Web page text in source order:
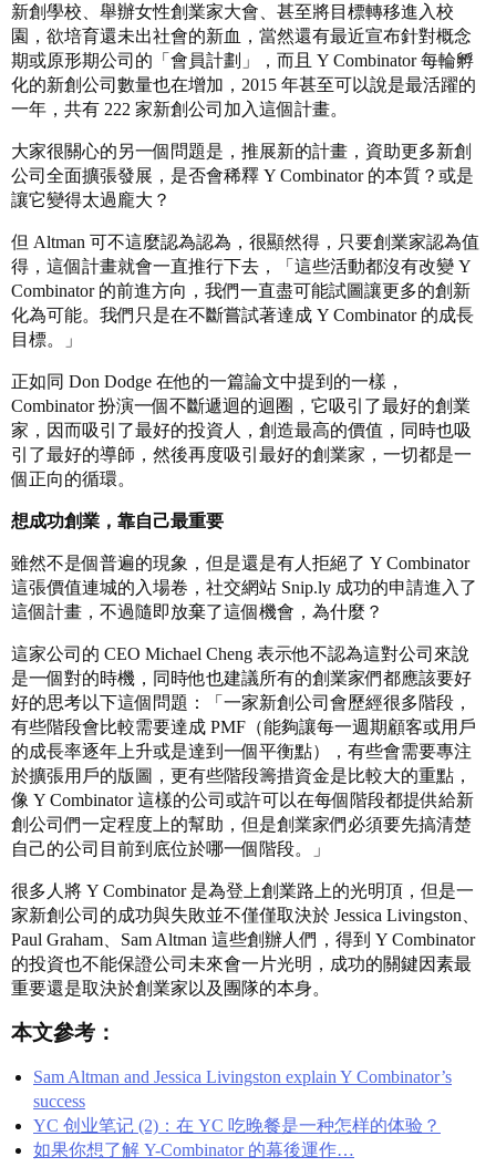
新創學校、舉辦女性創業家大會、甚至將目標轉移進入校
園，欲培育還未出社會的新血，當然還有最近宣布針對概念
期或原形期公司的「會員計劃」，而且 Y Combinator 每輪孵
化的新創公司數量也在增加，2015 年甚至可以說是最活躍的
一年，共有 222 家新創公司加入這個計畫。
大家很關心的另一個問題是，推展新的計畫，資助更多新創
公司全面擴張發展，是否會稀釋 Y Combinator 的本質？或是
讓它變得太過龐大？
但 Altman 可不這麼認為認為，很顯然得，只要創業家認為值
得，這個計畫就會一直推行下去，「這些活動都沒有改變 Y
Combinator 的前進方向，我們一直盡可能試圖讓更多的創新
化為可能。我們只是在不斷嘗試著達成 Y Combinator 的成長
目標。」
正如同 Don Dodge 在他的一篇論文中提到的一樣，
Combinator 扮演一個不斷遞迴的迴圈，它吸引了最好的創業
家，因而吸引了最好的投資人，創造最高的價值，同時也吸
引了最好的導師，然後再度吸引最好的創業家，一切都是一
個正向的循環。
想成功創業，靠自己最重要
雖然不是個普遍的現象，但是還是有人拒絕了 Y Combinator
這張價值連城的入場卷，社交網站 Snip.ly 成功的申請進入了
這個計畫，不過隨即放棄了這個機會，為什麼？
這家公司的 CEO Michael Cheng 表示他不認為這對公司來說
是一個對的時機，同時他也建議所有的創業家們都應該要好
好的思考以下這個問題：「一家新創公司會歷經很多階段，
有些階段會比較需要達成 PMF（能夠讓每一週期顧客或用戶
的成長率逐年上升或是達到一個平衡點），有些會需要專注
於擴張用戶的版圖，更有些階段籌措資金是比較大的重點，
像 Y Combinator 這樣的公司或許可以在每個階段都提供給新
創公司們一定程度上的幫助，但是創業家們必須要先搞清楚
自己的公司目前到底位於哪一個階段。」
很多人將 Y Combinator 是為登上創業路上的光明頂，但是一
家新創公司的成功與失敗並不僅僅取決於 Jessica Livingston、
Paul Graham、Sam Altman 這些創辦人們，得到 Y Combinator
的投資也不能保證公司未來會一片光明，成功的關鍵因素最
重要還是取決於創業家以及團隊的本身。
本文參考：
Sam Altman and Jessica Livingston explain Y Combinator’s
success
YC 创业笔记 (2)：在 YC 吃晚餐是一种怎样的体验？
如果你想了解 Y-Combinator 的幕後運作…